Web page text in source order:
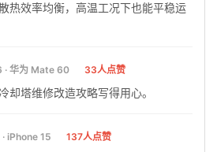
热效率均衡，高温工况下也能平稳运
华为 Mate 60 33人点赞
却塔维修改造攻略写得用心。
iPhone 15 137人点赞